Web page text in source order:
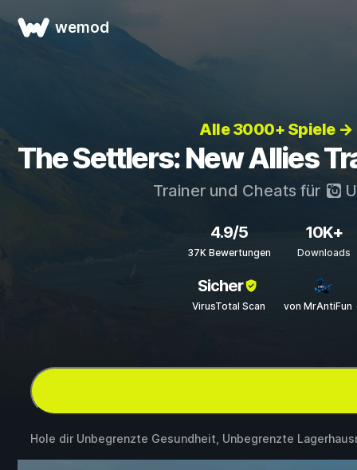
wemod
Alle 3000+ Spiele →
The Settlers: New Allies
Trainer und Cheats für
4.9/5
37K Bewertungen
10K+
Downloads
Sicher
VirusTotal Scan von MrAntiFun
Hole dir Unbegrenzte Gesundheit, Unbegrenzte